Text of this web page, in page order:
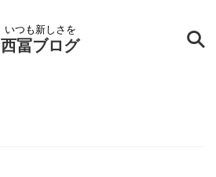
いつも新しさを
西冨ブログ